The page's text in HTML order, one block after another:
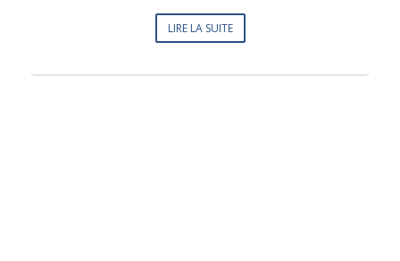
LIRE LA SUITE